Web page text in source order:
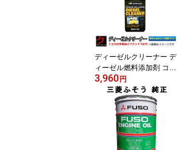
込)以上で沖縄・離島以外
ディーゼルクリーナー デ
ィーゼル燃料添加剤 コモ
ンレールディーゼル車 の
燃料系統 アイドリング不
調 ノイズ低減 加速性 始
動性 燃費向上 燃料添加
剤 NB21182 トヨタ タク
ティー TACTI ドライブジ
ョイ DRIVEJOY 沖縄・
3,960 円